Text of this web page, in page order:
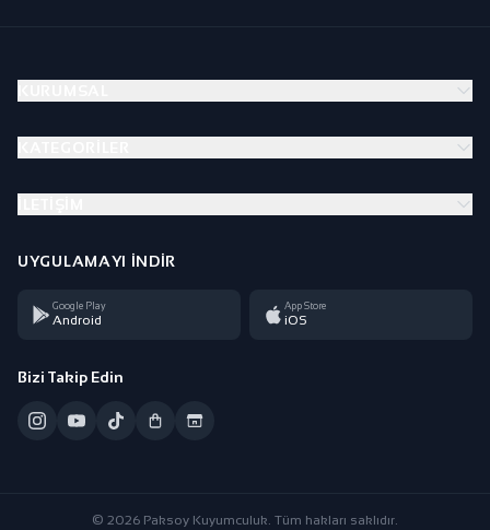
UYGULAMAYI İNDIR
Google Play
Android
App Store
iOS
Bizi Takip Edin
© 2026 Paksoy Kuyumculuk. Tüm hakları saklıdır.